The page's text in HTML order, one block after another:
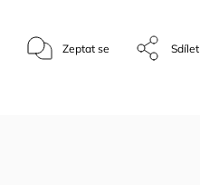
Zeptat se Sdílet